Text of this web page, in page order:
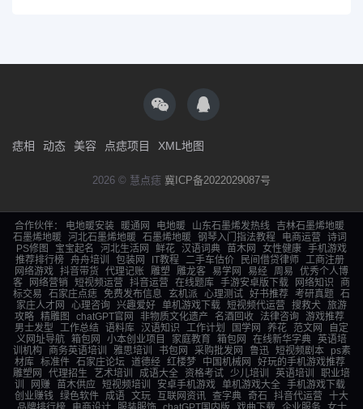
痣相 动态 美容 点痣项目 XML地图
2026 © 慧点痣 冀ICP备2022029087号
合作伙伴： 电地暖安装 暖通网 电地暖 山东石墨烯发热线
吉林石墨烯地暖
石墨烯地暖
河北石墨烯地暖 石墨烯地暖 钢琴入门指法教程 电商运营
诗词
PS修图
宝宝起名 河北生活网 鲜花 汉语词典 苗木网 女性健康 手机游戏
推荐排行榜
舟舟培训 包装网 IT教程 二手车估价 民间借贷律师
工商注册
网络游戏 抖音带货 代理记账 雕塑 雕龙客 易学网 易经 周易
优秀个人博
客
网络营销 短视频运营 抖音运营 在线题库 手游安卓版下载 网络知识
商
标交易
石家庄点痣 免费发布信息 玄机派 心理测试 好书推荐 考研真题 石
家庄人才网
心理咨询 兴趣爱好 单机游戏下载 短视频代运营 搜救犬 旅游
攻略 精雕图 chatGPT官网 非物质文化遗产 名酒回收 法律咨询 游戏推荐
男士发型
工作总结 语料库 汉语知识 工作计划 国学网 养花 范文网
自定
义网址导航 箱包网 小本创业项目 家庭教育 箱包网 在线新华字典 英语培
训机构
商务英语培训 雅思培训 书包网 采购批发网 鲁迅 短视频剧本
ps素
材库
标准件 石家庄论坛 道德经 红楼梦 中国机械网
好玩的手机游戏推荐
雕塑网
代理招生 艺术培训 成语大全 资格考试 少儿培训 英语培训
职业培
训
网赚 苗木供应 短视频培训 安卓手机游戏 单机游戏大全
手机游戏下载
创业赚钱 绿色软件 成语 文玩 互联网资讯 查字典 奇石 抖音代运营 十大